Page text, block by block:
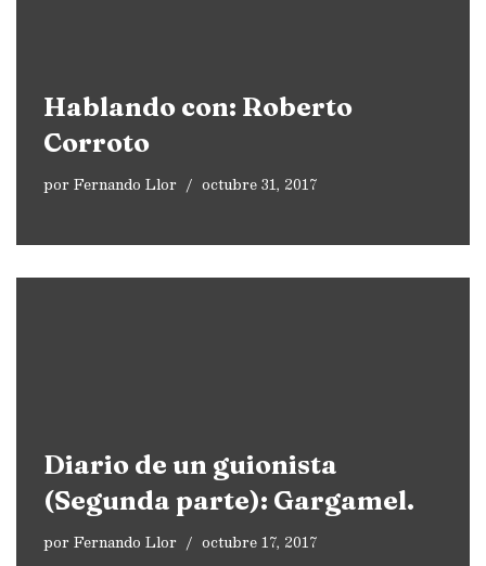
Hablando con: Roberto
Corroto
porFernando Llor octubre 31, 2017
Diario de un guionista
(Segunda parte): Gargamel.
porFernando Llor octubre 17, 2017